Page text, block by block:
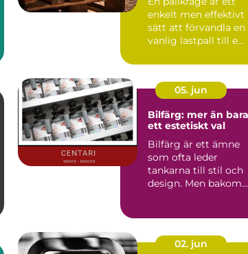
enkelt men effektivt
sätt att förvandla en
vanlig lastpall till e...
05. jun
Bilfärg: mer än bara
ett estetiskt val
Bilfärg är ett ämne
som ofta leder
tankarna till stil och
design. Men bakom
02. jun